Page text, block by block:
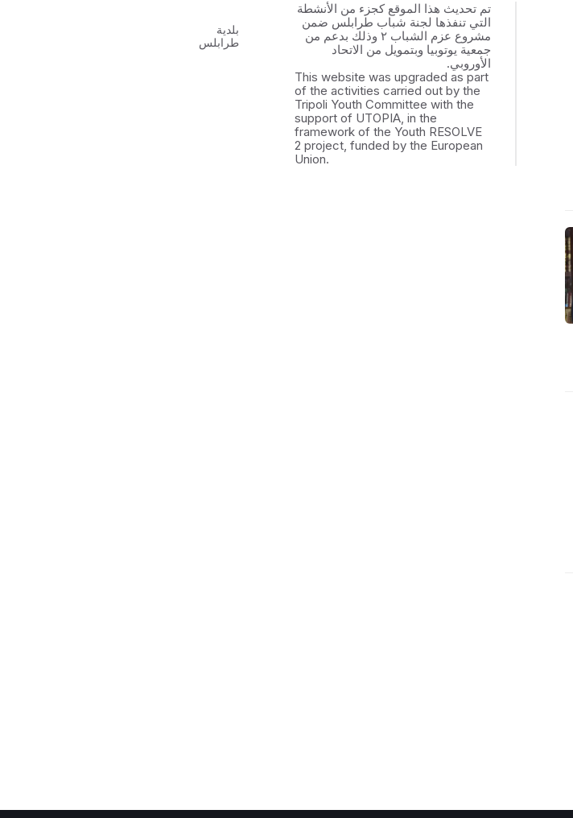
تم تحديث هذا الموقع كجزء من الأنشطة
التي تنفذها لجنة شباب طرابلس ضمن
مشروع عزم الشباب ٢ وذلك بدعم من
جمعية يوتوبيا وبتمويل من الاتحاد
الأوروبي.
This website was upgraded as part
of the activities carried out by the
Tripoli Youth Committee with the
support of UTOPIA, in the
framework of the Youth RESOLVE
2 project, funded by the European
Union.
بلدية
طرابلس